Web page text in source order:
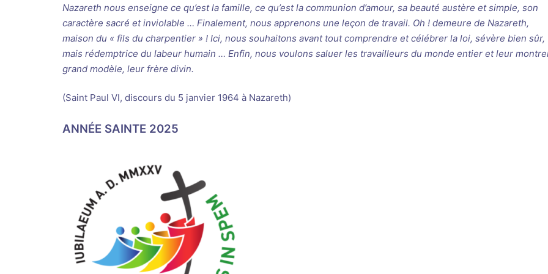
Nazareth nous enseigne ce qu’est la famille, ce qu’est la communion d’amour, sa beauté austère et simple, son
caractère sacré et inviolable … Finalement, nous apprenons une leçon de travail. Oh ! demeure de Nazareth,
maison du « fils du charpentier » ! Ici, nous souhaitons avant tout comprendre et célébrer la loi, sévère bien sûr,
mais rédemptrice du labeur humain … Enfin, nous voulons saluer les travailleurs du monde entier et leur
grand modèle, leur frère divin.
(Saint Paul VI, discours du 5 janvier 1964 à Nazareth)
ANNÉE SAINTE 2025